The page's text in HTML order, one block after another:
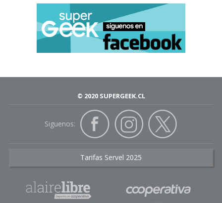
© 2020 SUPERGEEK.CL
Siguenos:
Tarifas Servel 2025